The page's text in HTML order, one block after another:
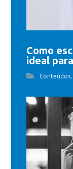
Como
ideal
Conteúdos